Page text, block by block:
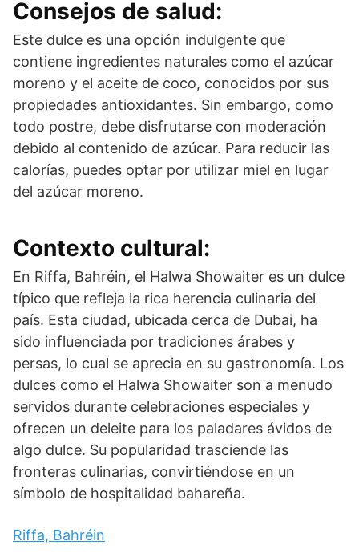
Consejos de salud:
Este dulce es una opción indulgente que
contiene ingredientes naturales como el azúcar
moreno y el aceite de coco, conocidos por sus
propiedades antioxidantes. Sin embargo, como
todo postre, debe disfrutarse con moderación
debido al contenido de azúcar. Para reducir las
calorías, puedes optar por utilizar miel en lugar
del azúcar moreno.
Contexto cultural:
En Riffa, Bahréin, el Halwa Showaiter es un dulce
típico que refleja la rica herencia culinaria del
país. Esta ciudad, ubicada cerca de Dubai, ha
sido influenciada por tradiciones árabes y
persas, lo cual se aprecia en su gastronomía. Los
dulces como el Halwa Showaiter son a menudo
servidos durante celebraciones especiales y
ofrecen un deleite para los paladares ávidos de
algo dulce. Su popularidad trasciende las
fronteras culinarias, convirtiéndose en un
símbolo de hospitalidad bahareña.
Riffa, Bahréin